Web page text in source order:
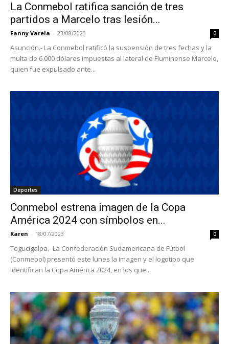
La Conmebol ratifica sanción de tres
partidos a Marcelo tras lesión...
Fanny Varela - 23/08/2023 0
Asunción.- La Conmebol ratificó la suspensión de tres fechas y la
multa de 6.000 dólares impuestas al lateral de Fluminense Marcelo,
quien fue expulsado ante...
Deportes
Conmebol estrena imagen de la Copa
América 2024 con símbolos en...
Karen - 18/07/2023 0
Tegucigalpa.- La Confederación Sudamericana de Fútbol
(Conmebol) presentó este lunes la imagen y el logotipo que
identifican la Copa América 2024, en los que...